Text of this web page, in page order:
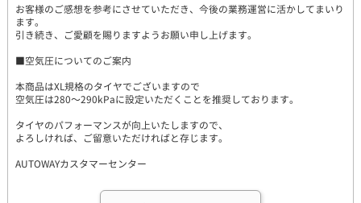
お客様のご感想を参考にさせていただき、今後の業務運営に活かしてまいり
ます。
引き続き、ご愛顧を賜りますようお願い申し上げます。
■空気圧についてのご案内
本商品はXL規格のタイヤでございますので
空気圧は280～290kPaに設定いただくことを推奨しております。
タイヤのパフォーマンスが向上いたしますので、
よろしければ、ご留意いただければと存じます。
AUTOWAYカスタマーセンター